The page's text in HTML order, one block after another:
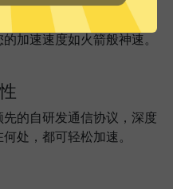
加速器服务器部署实时速
加速速度如火箭般神速。
的自研发通信协议，深度
处，都可轻松加速。